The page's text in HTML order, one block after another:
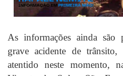
As informações ainda são
grave acidente de
atentido neste momento,